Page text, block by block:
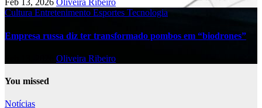
Feb 13, 2026 Oliveira Ribeiro
Cultura Entretenimento Esportes Tecnologia
Empresa russa diz ter transformado pombos em “biodrones”
Oliveira Ribeiro
You missed
Notícias